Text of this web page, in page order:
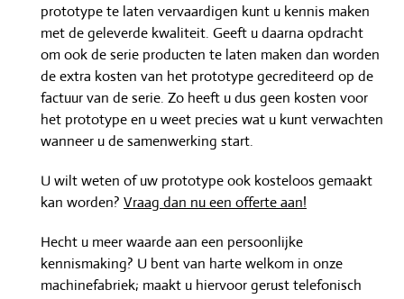
prototype te laten vervaardigen kunt u kennis maken
met de geleverde kwaliteit. Geeft u daarna opdracht
om ook de serie producten te laten maken dan worden
de extra kosten van het prototype gecrediteerd op de
factuur van de serie. Zo heeft u dus geen kosten voor
het prototype en u weet precies wat u kunt verwachten
wanneer u de samenwerking start.
U wilt weten of uw prototype ook kosteloos gemaakt
kan worden? Vraag dan nu een offerte aan!
Hecht u meer waarde aan een persoonlijke
kennismaking? U bent van harte welkom in onze
machinefabriek; maakt u hiervoor gerust telefonisch